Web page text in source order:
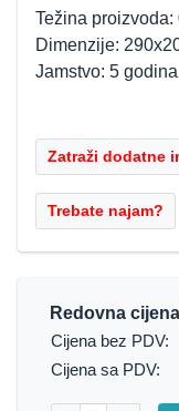
Težina proizvoda:
Dimenzije:
Jamstvo: 5 godina
Redovna cijena
Cijena bez PDV:
Cijena sa PDV: